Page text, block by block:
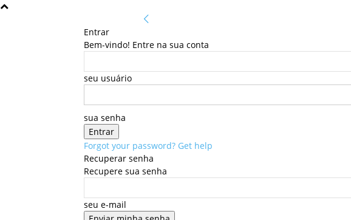
Entrar
Bem-vindo! Entre na sua conta
seu usuário
sua senha
Forgot your password? Get help
Recuperar senha
Recupere sua senha
seu e-mail